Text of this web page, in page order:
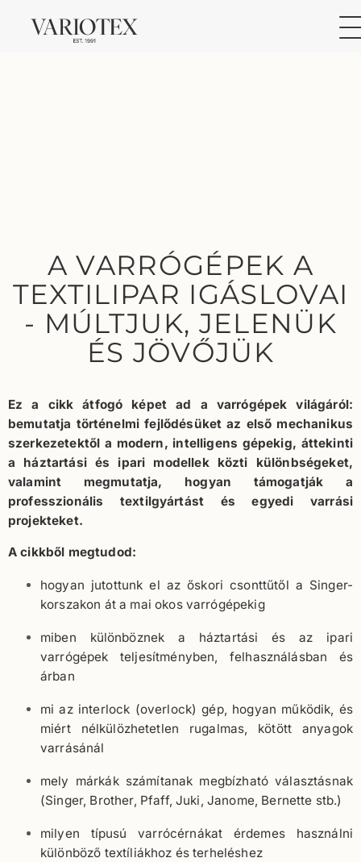
A VARRÓGÉPEK A
TEXTILIPAR IGÁSLOVAI
- MÚLTJUK, JELENÜK
ÉS JÖVŐJÜK
Ez a cikk átfogó képet ad a varrógépek világáról:
bemutatja történelmi fejlődésüket az első mechanikus
szerkezetektől a modern, intelligens gépekig, áttekinti
a háztartási és ipari modellek közti különbségeket,
valamint megmutatja, hogyan támogatják a
professzionális textilgyártást és egyedi varrási
projekteket.
A cikkből megtudod:
hogyan jutottunk el az őskori csonttűtől a Singer-
korszakon át a mai okos varrógépekig
miben különböznek a háztartási és az ipari
varrógépek teljesítményben, felhasználásban és
árban
mi az interlock (overlock) gép, hogyan működik, és
miért nélkülözhetetlen rugalmas, kötött anyagok
varrásánál
mely márkák számítanak megbízható választásnak
(Singer, Brother, Pfaff, Juki, Janome, Bernette stb.)
milyen típusú varrócérnákat érdemes használni
különböző textíliákhoz és terheléshez